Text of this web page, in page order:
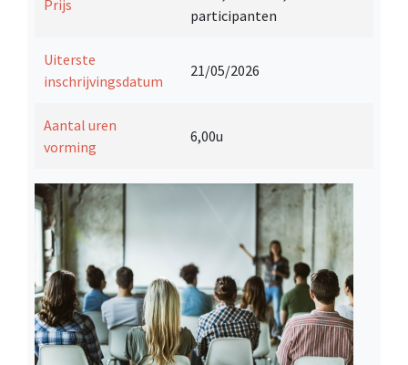
Prijs
participanten
Uiterste
inschrijvingsdatum
21/05/2026
Aantal uren
vorming
6,00u